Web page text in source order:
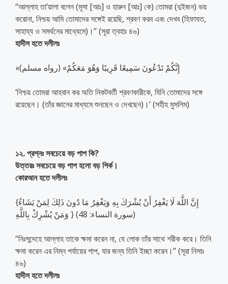
‘‘আল্লাহ তা’য়ালা বলেন (মূসা [আঃ] ও হারুন [আঃ] কে) তোমরা (দুইজন) ভয়
করোনা, নিশ্চয় আমি তোমাদের সঙ্গেই রয়েছি, শ্রবণ করব এবং দেখব (হিফাযত,
সাহায্য ও সমর্থনের মাধ্যেমে)।’’ (সূরা ত্বহাঃ ৪৬)
হাদীস হতে দলীলঃ
«إِنَّكُمْ تَدْعُونَ سَمِيعًا قَرِيبًا وَهُوَ مَعَكُمْ» (رواه مسلم)
‘নিশ্চয় তোমরা আহবান কর অতি নিকটবর্তী শ্রবণকারীকে, যিনি তোমাদের সঙ্গে
রয়েছেন। (তাঁর জ্ঞানের মাধ্যমে শুনছেন ও দেখছেন)।’ (সহীহ মুসলিম)
১২. প্রশ্নঃ সবচেয়ে বড় পাপ কি?
উত্তরঃ সবচেয়ে বড় পাপ হলো বড় শির্ক।
কোরআন হতে দলীলঃ
{إِنَّ اللَّهَ لَا يَغْفِرُ أَنْ يُشْرَكَ بِهِ وَيَغْفِرُ مَا دُونَ ذَلِكَ لِمَنْ يَشَاءُ
وَمَنْ يُشْرِكْ بِاللَّهِ } (سورة النساء: 48)
‘‘নিঃসন্দেহে আল্লাহ তাকে ক্ষমা করেন না, যে লোক তাঁর সাথে শরীক করে। তিনি
ক্ষমা করেন এর নিম্ন পর্যায়ের পাপ, যার জন্য তিনি ইচ্ছা করেন।’’ (সূরা নিসাঃ
৪৬)
হাদীস হতে দলীলঃ